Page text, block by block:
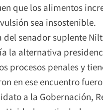
que los alimentos
sea insostenible.
del senador suplente
la alternativa
procesos penales y
en ese encuentro
a la Gobernación,